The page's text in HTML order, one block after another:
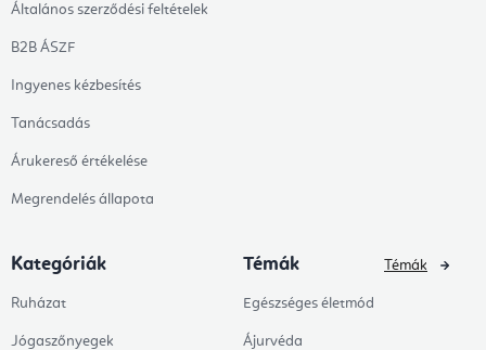
Általános szerződési feltételek
B2B ÁSZF
Ingyenes kézbesítés
Tanácsadás
Árukereső értékelése
Megrendelés állapota
Kategóriák
Ruházat
Jógaszőnyegek
Témák
Egészséges életmód
Ájurvéda
Témák